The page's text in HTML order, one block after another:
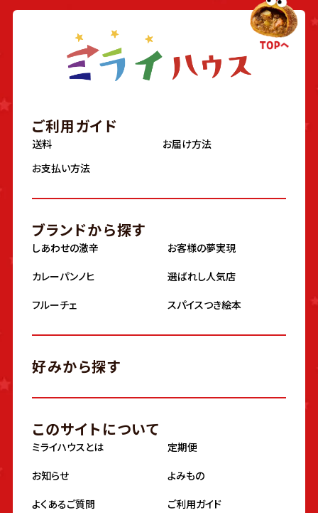
ご利用ガイド
送料
お届け方法
お支払い方法
ブランドから探す
しあわせの激辛
お客様の夢実現
カレーパンノヒ
選ばれし人気店
フルーチェ
スパイスつき絵本
好みから探す
このサイトについて
ミライハウスとは
定期便
お知らせ
よみもの
よくあるご質問
ご利用ガイド